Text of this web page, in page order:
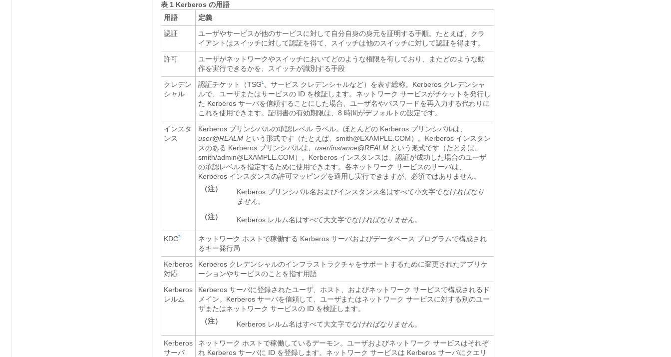
表 1 Kerberos の用語
用語
定義
認証
ユーザやサービスが他のサービスに対して自分自身の身元を証明する手順。たとえば、クラ
イアントはスイッチに対して認証を得て、スイッチは他のスイッチに対して認証を得ます。
許可
ユーザがネットワークやスイッチにおいてどのような権限を有しており、またどのような動
作を実行できるかを、スイッチが識別する手段
クレデン
シャル
認証チケット（TSG1
、サービス クレデンシャルなど）を表す総称。Kerberos クレデンシャ
ルで、ユーザまたはサービスの ID を検証します。ネットワーク サービスがチケットを発行し
た Kerberos サーバを信頼することにした場合、ユーザ名やパスワードを再入力する代わりに
これを使用できます。証明書の有効期限は、8 時間がデフォルトの設定です。
インスタ
ンス
Kerberos プリンシパルの承認レベル ラベル。ほとんどの Kerberos プリンシパルは、
user@REALM という形式です（たとえば、smith@EXAMPLE.COM）。Kerberos インスタン
スのある Kerberos プリンシパルは、 user/instance@REALM という形式です（たとえば、
smith/admin@EXAMPLE.COM）。Kerberos インスタンスは、認証が成功した場合のユーザ
の承認レベルを指定するために使用できます。各ネットワーク サービスのサーバは、
Kerberos インスタンスの許可マッピングを適用し実行できますが、必須ではありません。
（注）
Kerberos プリンシパル名およびインスタンス名はすべて小文字でなければなり
ません。
（注）
Kerberos レルム名はすべて大文字でなければなりません。
KDC2
ネットワーク ホストで稼働する Kerberos サーバおよびデータベース プログラムで構成され
るキー発行局
Kerberos
対応
Kerberos クレデンシャルのインフラストラクチャをサポートするために変更されたアプリケ
ーションやサービスのことを指す用語
Kerberos
レルム
Kerberos サーバに登録されたユーザ、ホスト、およびネットワーク サービスで構成されるド
メイン。Kerberos サーバを信頼して、ユーザまたはネットワーク サービスに対する別のユー
ザまたはネットワーク サービスの ID を検証します。
（注）
Kerberos レルム名はすべて大文字でなければなりません。
Kerberos
サーバ
ネットワーク ホストで稼働しているデーモン。ユーザおよびネットワーク サービスはそれぞ
れ Kerberos サーバに ID を登録します。ネットワーク サービスは Kerberos サーバにクエリ